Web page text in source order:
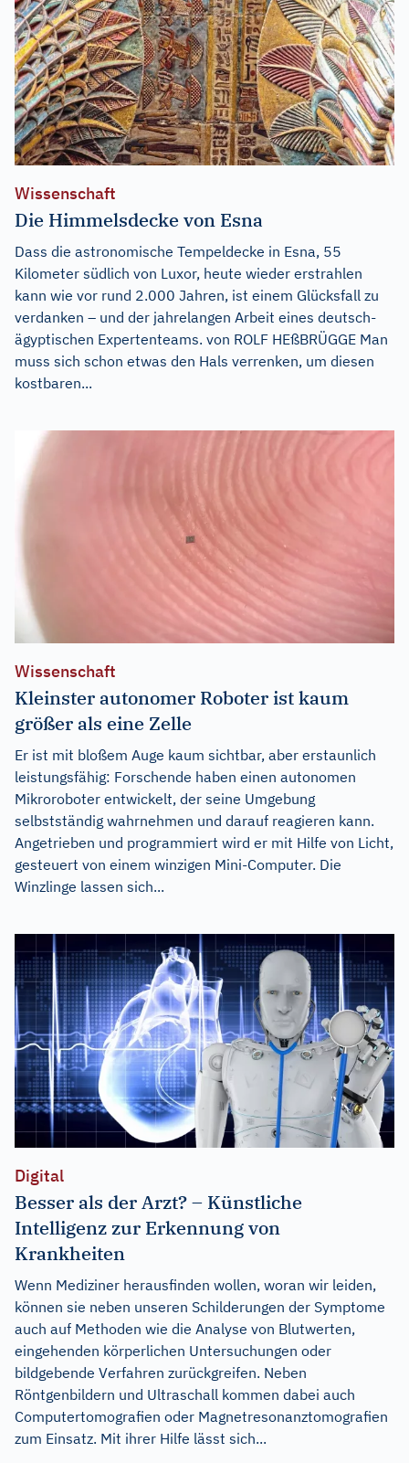
Wissenschaft
Die Himmelsdecke von Esna
Dass die astronomische Tempeldecke in Esna, 55
Kilometer südlich von Luxor, heute wieder erstrahlen
kann wie vor rund 2.000 Jahren, ist einem Glücksfall zu
verdanken – und der jahrelangen Arbeit eines deutsch-
ägyptischen Expertenteams. von ROLF HEßBRÜGGE Man
muss sich schon etwas den Hals verrenken, um diesen
kostbaren...
Wissenschaft
Kleinster autonomer Roboter ist kaum
größer als eine Zelle
Er ist mit bloßem Auge kaum sichtbar, aber erstaunlich
leistungsfähig: Forschende haben einen autonomen
Mikroroboter entwickelt, der seine Umgebung
selbstständig wahrnehmen und darauf reagieren kann.
Angetrieben und programmiert wird er mit Hilfe von Licht,
gesteuert von einem winzigen Mini-Computer. Die
Winzlinge lassen sich...
Digital
Besser als der Arzt? – Künstliche
Intelligenz zur Erkennung von
Krankheiten
Wenn Mediziner herausfinden wollen, woran wir leiden,
können sie neben unseren Schilderungen der Symptome
auch auf Methoden wie die Analyse von Blutwerten,
eingehenden körperlichen Untersuchungen oder
bildgebende Verfahren zurückgreifen. Neben
Röntgenbildern und Ultraschall kommen dabei auch
Computertomografien oder Magnetresonanztomografien
zum Einsatz. Mit ihrer Hilfe lässt sich...